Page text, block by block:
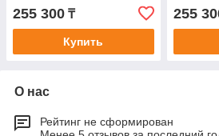
255 300 ₸
Купить
255
О нас
Рейтинг не сформирован